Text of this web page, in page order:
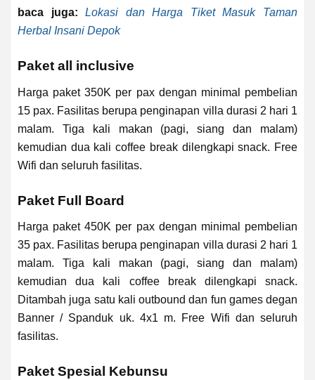
baca juga:
Lokasi dan Harga Tiket Masuk Taman
Herbal Insani Depok
Paket all inclusive
Harga paket 350K per pax dengan minimal pembelian
15 pax. Fasilitas berupa penginapan villa durasi 2 hari 1
malam. Tiga kali makan (pagi, siang dan malam)
kemudian dua kali coffee break dilengkapi snack. Free
Wifi dan seluruh fasilitas.
Paket Full Board
Harga paket 450K per pax dengan minimal pembelian
35 pax. Fasilitas berupa penginapan villa durasi 2 hari 1
malam. Tiga kali makan (pagi, siang dan malam)
kemudian dua kali coffee break dilengkapi snack.
Ditambah juga satu kali outbound dan fun games degan
Banner / Spanduk uk. 4x1 m. Free Wifi dan seluruh
fasilitas.
Paket Spesial Kebunsu